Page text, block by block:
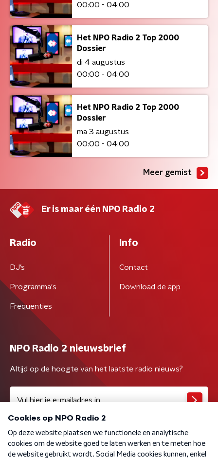
00:00 - 04:00
Het NPO Radio 2 Top 2000
Dossier
di 4 augustus
00:00 - 04:00
Het NPO Radio 2 Top 2000
Dossier
ma 3 augustus
00:00 - 04:00
Meer gemist
Er is maar één NPO Radio 2
Radio
DJ’s
Programma's
Frequenties
Info
Contact
Download de app
NPO Radio 2 nieuwsbrief
Altijd op de hoogte van het laatste radio nieuws?